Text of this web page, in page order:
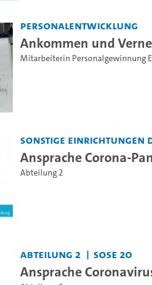
Personalentwicklung
Ankommen und
Mitarbeiterin Personalgewinnung
Sonstige Einrichtungen
Ansprache Corona-
Abteilung 2
Abteilung 2 SoSe 20
Ansprache